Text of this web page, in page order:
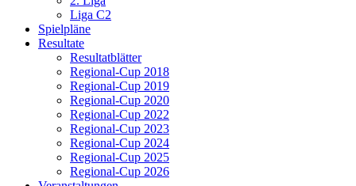
Liga C2
Spielpläne
Resultate
Resultatblätter
Regional-Cup 2018
Regional-Cup 2019
Regional-Cup 2020
Regional-Cup 2022
Regional-Cup 2023
Regional-Cup 2024
Regional-Cup 2025
Regional-Cup 2026